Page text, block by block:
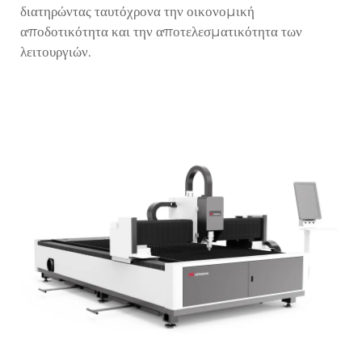
διατηρώντας ταυτόχρονα την οικονομική
αποδοτικότητα και την αποτελεσματικότητα των
λειτουργιών.